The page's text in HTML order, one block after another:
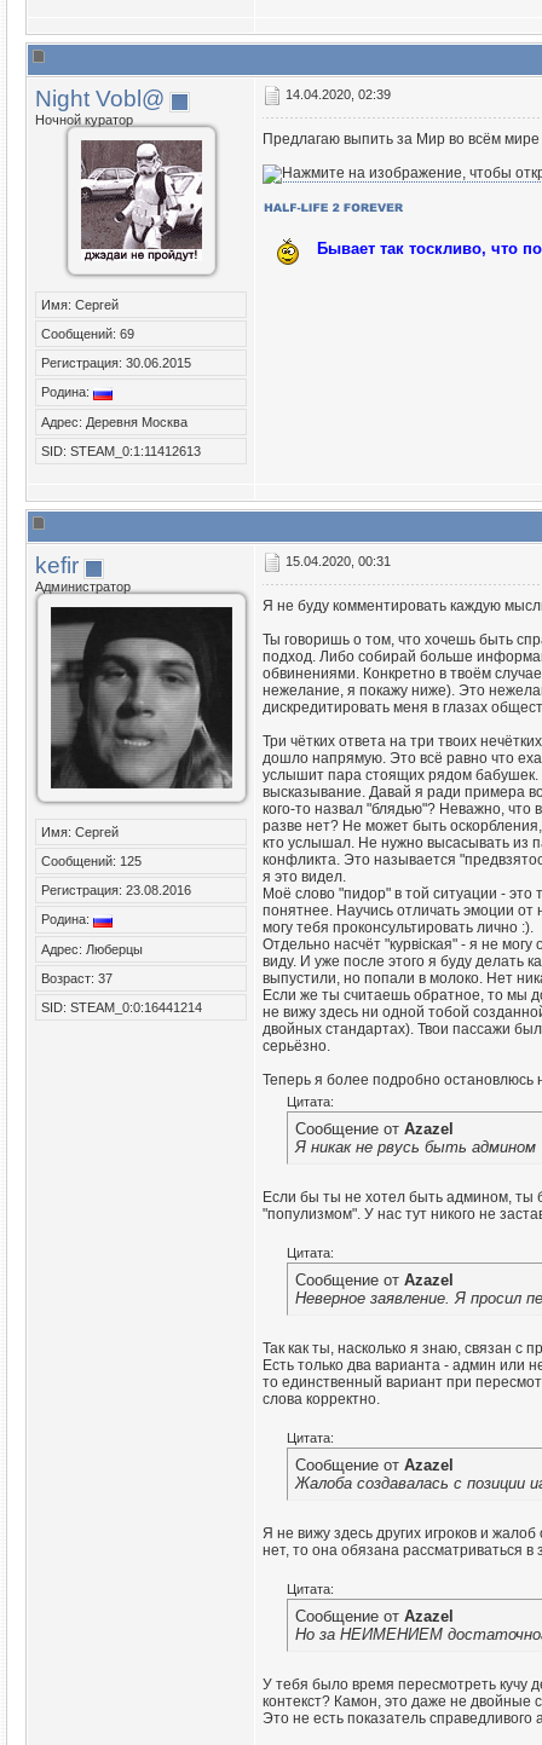
Night Vobl@
Ночной куратор
Имя: Сергей
Сообщений: 69
Регистрация: 30.06.2015
Родина:
Адрес: Деревня Москва
SID: STEAM_0:1:11412613
14.04.2020, 02:39
Предлагаю выпить за Мир во всём мире
Бывает так тоскливо, что
kefir
Администратор
Имя: Сергей
Сообщений: 125
Регистрация: 23.08.2016
Родина:
Адрес: Люберцы
Возраст: 37
SID: STEAM_0:0:16441214
15.04.2020, 00:31
Я не буду комментировать каждую
Ты говоришь о том, что хочешь быть
подход. Либо собирай больше
обвинениями. Конкретно в твоём
нежелание, я покажу ниже). Это
дискредитировать меня в глазах
Три чётких ответа на три твоих
дошло напрямую. Это всё равно что
услышит пара стоящих рядом бабушек.
высказывание. Давай я ради примера
кого-то назвал "блядью"? Неважно, что
разве нет? Не может быть оскорбления,
кто услышал. Не нужно высасывать из
конфликта. Это называется
я это видел.
Моё слово "пидор" в той ситуации - это
понятнее. Научись отличать эмоции
могу тебя проконсультировать лично :).
Отдельно насчёт "курвiская" - я не
виду. И уже после этого я буду делать
выпустили, но попали в молоко. Нет
Если же ты считаешь обратное, то мы
не вижу здесь ни одной тобой
двойных стандартах). Твои пассажи
серьёзно.
Теперь я более подробно остановлюсь
Цитата:
Сообщение от Azazel
Я никак не рвусь быть админом
Если бы ты не хотел быть админом, ты
"популизмом". У нас тут никого не
Цитата:
Сообщение от Azazel
Неверное заявление. Я просил
Так как ты, насколько я знаю, связан с
Есть только два варианта - админ или
то единственный вариант при
слова корректно.
Цитата:
Сообщение от Azazel
Жалоба создавалась с позиции
Я не вижу здесь других игроков и
нет, то она обязана рассматриваться
Цитата:
Сообщение от Azazel
Но за НЕИМЕНИЕМ
У тебя было время пересмотреть кучу
контекст? Камон, это даже не двойные
Это не есть показатель справедливого